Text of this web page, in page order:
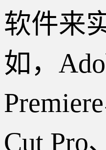
软件来
如，
Cut Pro